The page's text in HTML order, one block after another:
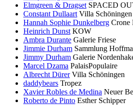
Elmgreen & Dragset SPACED
Constant Dullaart Villa Schöningen
Hannah Sophie Dunkelberg Crone
Heinrich Dunst KOW
Ambra Durante Galerie Friese
Jimmie Durham Sammlung
Jimmy Durham Galerie
Marcel Dzama PalaisPopulaire
Albrecht Dürer Villa Schöningen
daddybears Tropez
Xavier Robles de Medina Neuer
Roberto de Pinto Esther Schipper